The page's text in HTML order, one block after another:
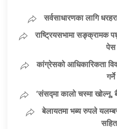
सर्वसाधारणका लागि
राष्ट्रियसभामा सङ्क्रामक
पेस
कांग्रेसको आधिकारिकता
गर्ने
‘संसद्‍मा कालो चस्मा खोल्नू,
बेलायतमा भब्य रुपले